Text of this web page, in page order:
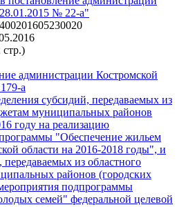
№ 22-а"
стр.)
администрации Костромской
а
субсидий, передаваемых из
муниципальных районов
году на реализацию
"Обеспечение жильем
области на 2016-2018 годы", и
из областного
районов (городских
подпрограммы
семей" федеральной целевой